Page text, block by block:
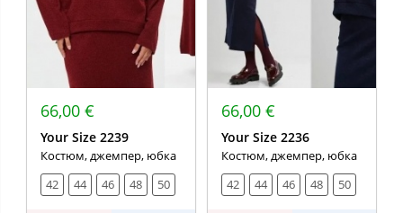
66,00 €
Your Size 2239
Костюм, джемпер, юбка
42
44 46 48 50
66,00 €
Your Size 2236
Костюм, джемпер, юбка
42
44 46 48 50